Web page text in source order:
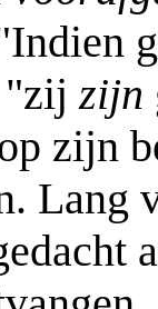
"zijzijn
zijn
Lang